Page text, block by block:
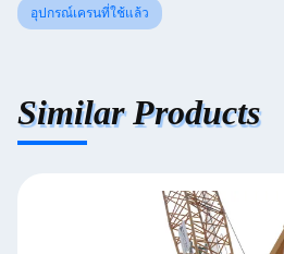
อุปกรณ์เครนที่ใช้แล้ว
Similar Products